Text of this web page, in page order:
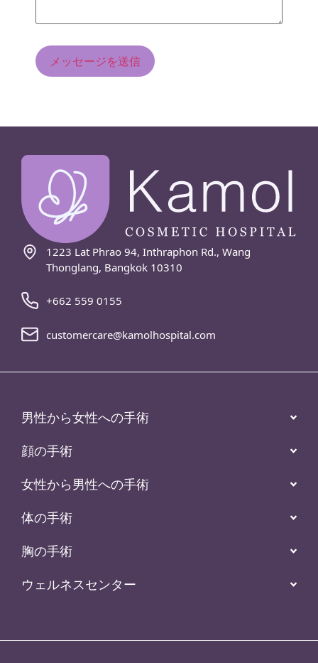
1223 Lat Phrao 94, Inthraphon Rd., Wang
Thonglang, Bangkok 10310
+662 559 0155
customercare@kamolhospital.com
男性から女性への手術
顔の手術
女性から男性への手術
体の手術
胸の手術
ウェルネスセンター